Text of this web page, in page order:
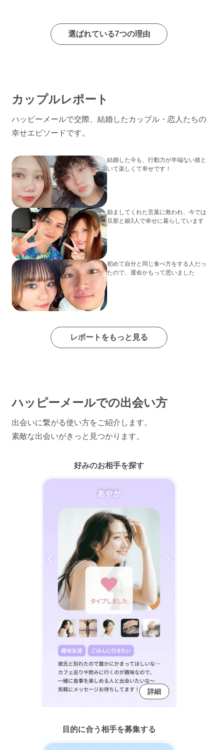
選ばれている7つの理由
カップルレポート
ハッピーメールで交際、結婚したカップル・恋人たちの
幸せエピソードです。
結婚した今も、行動力が半端ない彼と
いて楽しくて幸せです！
励ましてくれた言葉に救われ、今では
旦那と娘3人で幸せに暮らしています
初めて自分と同じ食べ方をする人だっ
たので、運命かもって思いました
レポートをもっと見る
ハッピーメールでの出会い方
出会いに繋がる使い方をご紹介します。
素敵な出会いがきっと見つかります。
好みのお相手を探す
詳細
目的に合う相手を募集する